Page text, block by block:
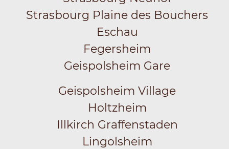
Strasbourg Plaine des Bouchers
Eschau
Fegersheim
Geispolsheim Gare
Geispolsheim Village
Holtzheim
Illkirch Graffenstaden
Lingolsheim